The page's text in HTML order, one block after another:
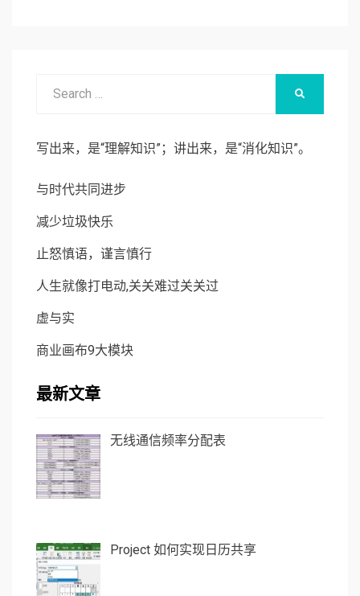
写出来，是“理解知识”；讲出来，是“消化知识”。
与时代共同进步
减少垃圾快乐
止怒慎语，谨言慎行
人生就像打电动,关关难过关关过
虚与实
商业画布9大模块
最新文章
无线通信频率分配表
Project 如何实现日历共享